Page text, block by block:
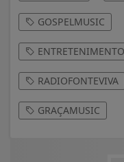
GOSPELMUSIC
ENTRETENIMENTO
RADIOFONTEVIVA
GRAÇAMUSIC